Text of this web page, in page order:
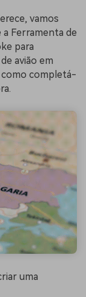
vamos
a Ferramenta de
para
avião em
como completá-
uma